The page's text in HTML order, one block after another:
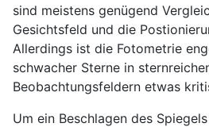
sind meistens genügend
Gesichtsfeld und die
Allerdings ist die Fotometrie
schwacher Sterne in
Beobachtungsfeldern etwas
Um ein Beschlagen des